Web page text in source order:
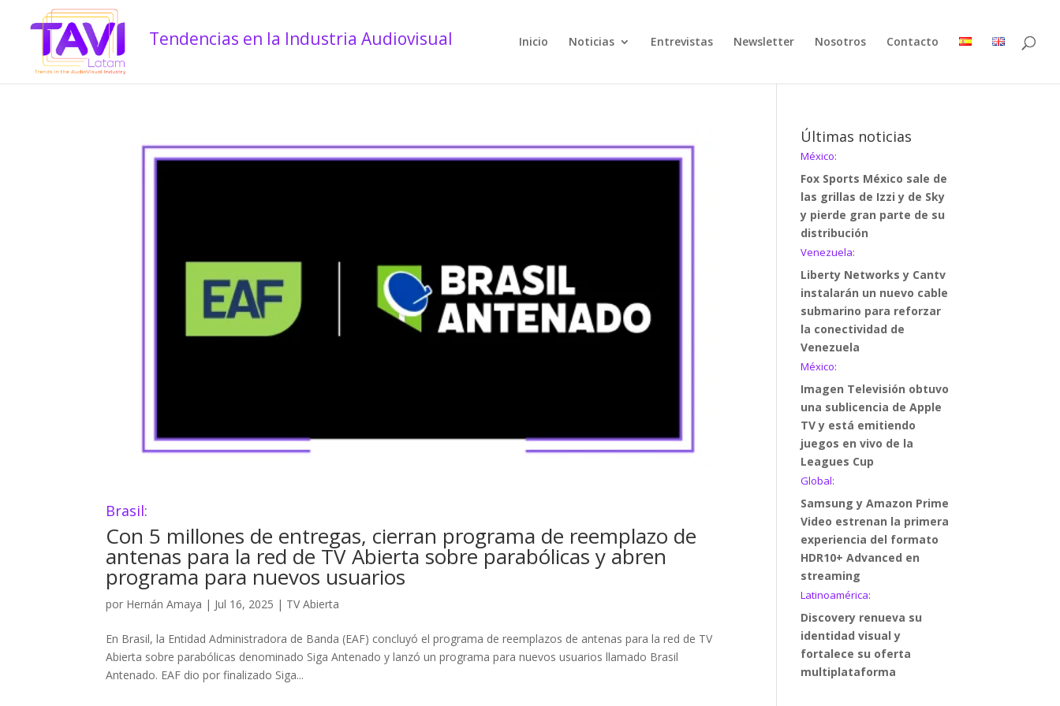
Inicio Noticias Entrevistas Newsletter Nosotros Contacto
Brasil:
Con 5 millones de entregas, cierran programa de reemplazo de
antenas para la red de TV Abierta sobre parabólicas y abren
programa para nuevos usuarios
por Hernán Amaya | Jul 16, 2025 | TV Abierta
En Brasil, la Entidad Administradora de Banda (EAF) concluyó el programa de reemplazos de antenas para la red de TV
Abierta sobre parabólicas denominado Siga Antenado y lanzó un programa para nuevos usuarios llamado Brasil
Antenado. EAF dio por finalizado Siga...
Últimas noticias
México:
Fox Sports México sale de
las grillas de Izzi y de Sky
y pierde gran parte de su
distribución
Venezuela:
Liberty Networks y Cantv
instalarán un nuevo cable
submarino para reforzar
la conectividad de
Venezuela
México:
Imagen Televisión obtuvo
una sublicencia de Apple
TV y está emitiendo
juegos en vivo de la
Leagues Cup
Global:
Samsung y Amazon Prime
Video estrenan la primera
experiencia del formato
HDR10+ Advanced en
streaming
Latinoamérica:
Discovery renueva su
identidad visual y
fortalece su oferta
multiplataforma